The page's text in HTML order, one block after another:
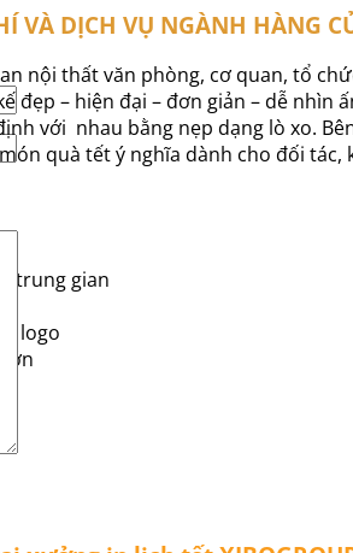
VÀ DỊCH VỤ NGÀNH HÀNG
nội thất văn phòng, cơ quan, tổ
đẹp – hiện đại – đơn giản – dễ
với nhau bằng nẹp dạng lò xo.
quà tết ý nghĩa dành cho đối tác,
trung gian
logo
lớn